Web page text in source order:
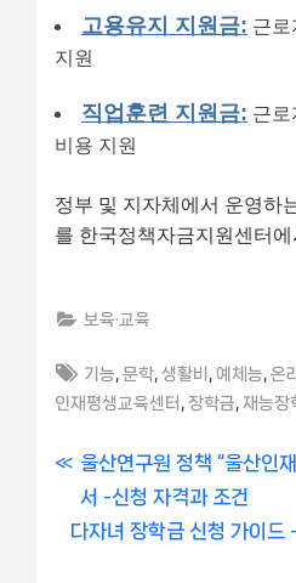
고용유지 지원금: 근로
지원
직업훈련 지원금: 근로
비용 지원
정부 및 지자체에서 운영하
를 한국정책자금지원센터
보육·교육
Tags:
기능 ,문학 ,생활비 예체능 ,온
인재평생교육센터 장학금 재능장
글
내
P
r
e
울산연구원 정책 “울산인
서 -신청 자격과 조건
N
다자녀 장학금 신청 가이드